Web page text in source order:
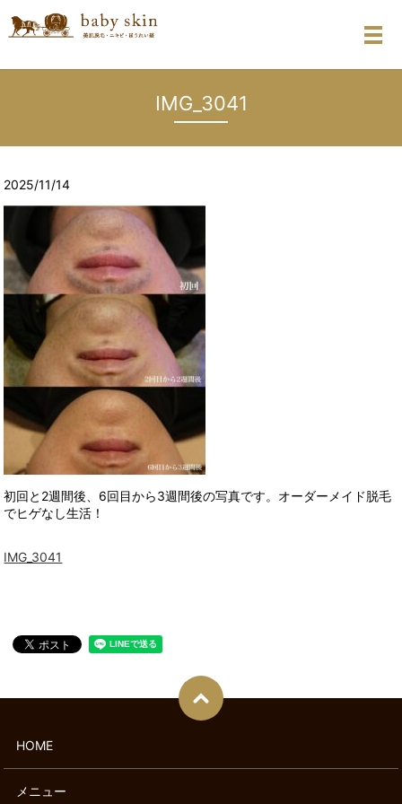
メ
IMG_3041
2025/11/14
初回と2週間後、6回目から3週間後の写真です。オーダーメイド脱毛
でヒゲなし生活！
IMG_3041
HOME
メニュー